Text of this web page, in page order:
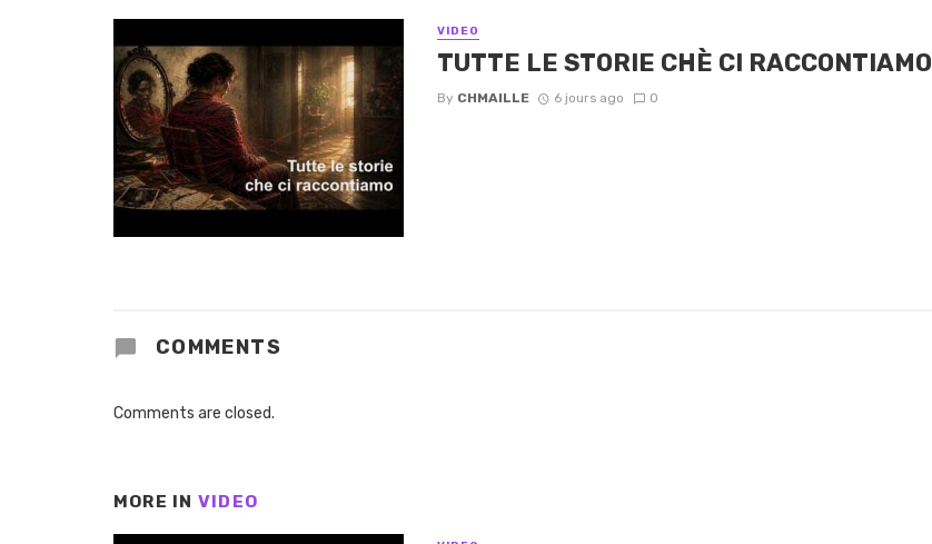
VIDEO
TUTTE LE STORIE CHÈ CI RACCONTIAMO
By CHMAILLE 6 jours ago 0
COMMENTS
Comments are closed.
MORE IN VIDEO